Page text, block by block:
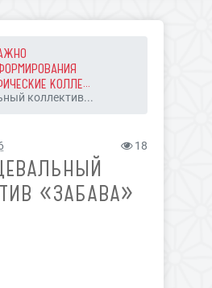
КОЛЛЕ...
коллектив...
18
«ЗАБАВА»